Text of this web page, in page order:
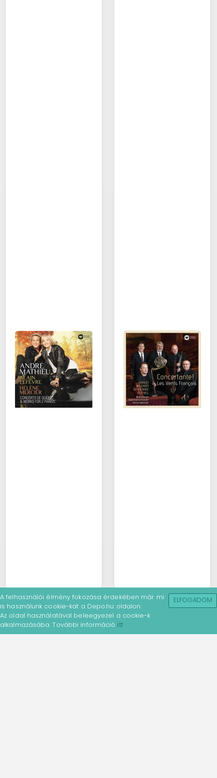
A felhasználói élmény fokozása érdekében már mi
is használunk cookie-kat a Depo.hu oldalon.
Az oldal használatával beleegyezel a cookie-k
alkalmazásába. További információ itt.
ELFOGADOM